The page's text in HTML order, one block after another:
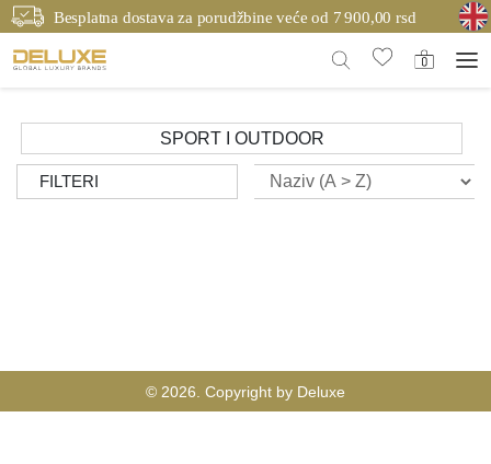
Besplatna dostava za porudžbine veće od 7 900,00 rsd
SPORT I OUTDOOR
FILTERI
© 2026. Copyright by Deluxe